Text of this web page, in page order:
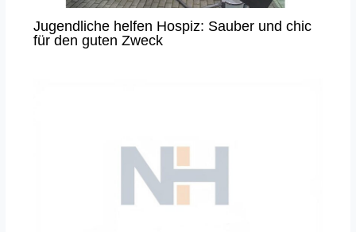
Jugendliche helfen Hospiz: Sauber und chic
für den guten Zweck